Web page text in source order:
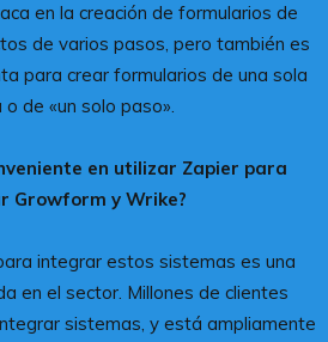
en la creación de formularios de
de varios pasos, pero también es
para crear formularios de una sola
o de «un solo paso».
en utilizar Zapier para
Growform y Wrike?
integrar estos sistemas es una
en el sector. Millones de clientes
sistemas, y está ampliamente